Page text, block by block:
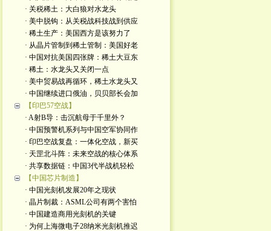
· 关税稀土：大白狼对水龙头
· 美中脱钩：从关税战科技战到供应
· 稀土生产：美国西方是该努力了
· 从晶片管制到稀土管制：美国好老
· 中国对抗美国四张牌：稀土大豆东
· 稀土：水龙头又关闭一点
· 美中贸易战再循环，稀土水龙头又
· 中国继续进口俄油，贝贝部长会加
【印巴57空战】
· A射B导：击沉航母于千里外？
· 中国预警机系列与中国空军协同作
· 印巴空战复盘：一体化空战，新买
· 天罡北斗阵：未来空战的核心体系
· 共享数据链：中国3代半战机轻松
【中国芯片制造】
· 中国光刻机发展20年之现状
· 晶片制裁：ASML公司有两个害怕
· 中国建造商用光刻机的关键
· 为何上海微电子28纳米光刻机推迟